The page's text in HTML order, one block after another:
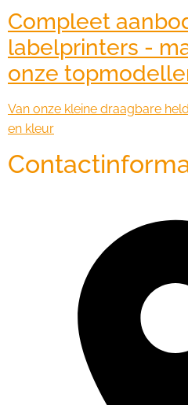
Compleet
labelprinters -
onze
Van onze kleine draagbare
en kleur